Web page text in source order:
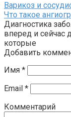
Варикоз и
Что такое
Диагностика
вперед и сейчас
которые
Добавить
Имя *
Email *
Комментарий